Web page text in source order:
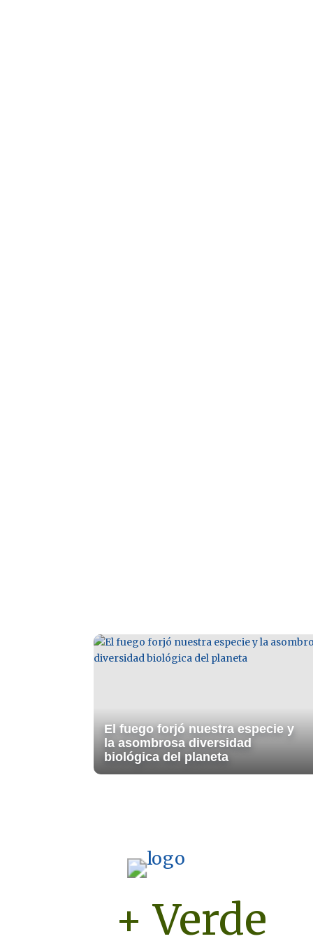
El fuego forjó nuestra especie y
la asombrosa diversidad
biológica del planeta
+ Verde